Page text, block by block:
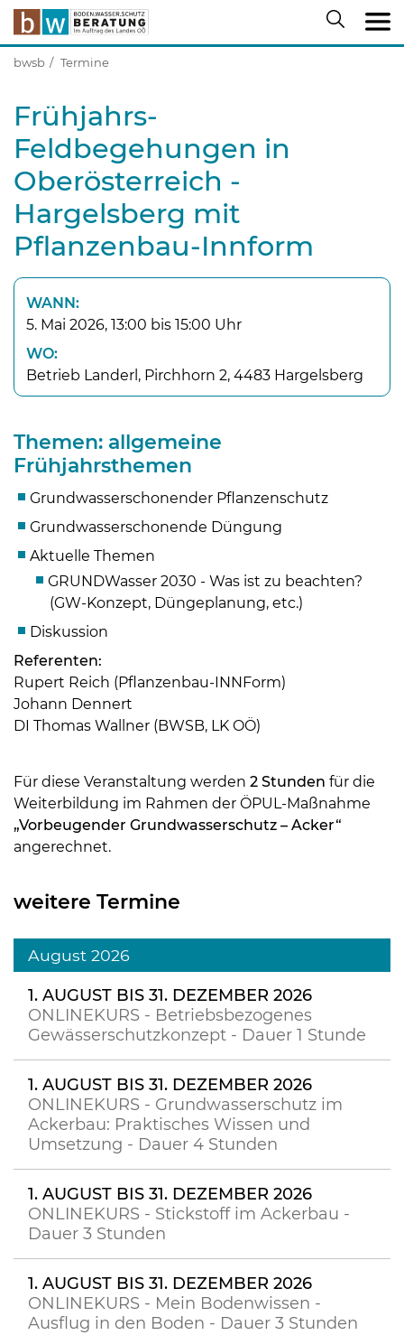
Skip to main content
bwsb Termine
Frühjahrs-
Feldbegehungen in
Oberösterreich -
Hargelsberg mit
Pflanzenbau-Innform
WANN:
5. Mai 2026, 13:00 bis 15:00 Uhr
WO:
Betrieb Landerl, Pirchhorn 2, 4483 Hargelsberg
Themen: allgemeine
Frühjahrsthemen
Grundwasserschonender Pflanzenschutz
Grundwasserschonende Düngung
Aktuelle Themen
GRUNDWasser 2030 - Was ist zu beachten?
(GW-Konzept, Düngeplanung, etc.)
Diskussion
Referenten:
Rupert Reich (Pflanzenbau-INNForm)
Johann Dennert
DI Thomas Wallner (BWSB, LK OÖ)
Für diese Veranstaltung werden 2 Stunden für die
Weiterbildung im Rahmen der ÖPUL-Maßnahme
„Vorbeugender Grundwasserschutz – Acker“
angerechnet.
weitere Termine
August 2026
1. AUGUST BIS 31. DEZEMBER 2026
ONLINEKURS - Betriebsbezogenes
Gewässerschutzkonzept - Dauer 1 Stunde
1. AUGUST BIS 31. DEZEMBER 2026
ONLINEKURS - Grundwasserschutz im
Ackerbau: Praktisches Wissen und
Umsetzung - Dauer 4 Stunden
1. AUGUST BIS 31. DEZEMBER 2026
ONLINEKURS - Stickstoff im Ackerbau -
Dauer 3 Stunden
1. AUGUST BIS 31. DEZEMBER 2026
ONLINEKURS - Mein Bodenwissen -
Ausflug in den Boden - Dauer 3 Stunden